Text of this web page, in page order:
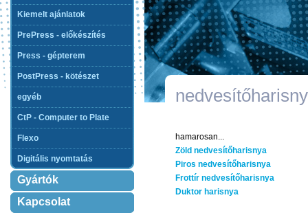
hamarosan...
Zöld nedvesítőharisnya
Piros nedvesítőharisnya
Frottír nedvesítőharisnya
Duktor harisnya
Kiemelt ajánlatok
PrePress - előkészítés
Press - gépterem
PostPress - kötészet
egyéb
CtP - Computer to Plate
Flexo
Digitális nyomtatás
Gyártók
Kapcsolat